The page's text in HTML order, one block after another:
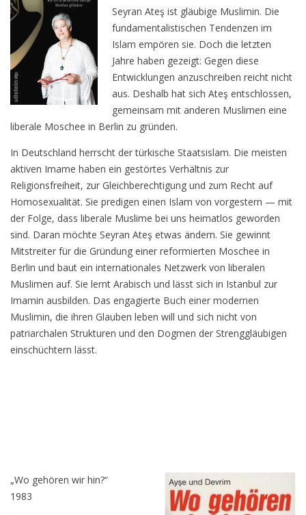
Seyran Ateş ist gläubige Muslimin. Die
fundamentalistischen Tendenzen im
Islam empören sie. Doch die letzten
Jahre haben gezeigt: Gegen diese
Entwicklungen anzuschreiben reicht nicht
aus. Deshalb hat sich Ateş entschlossen,
gemeinsam mit anderen Muslimen eine
liberale Moschee in Berlin zu gründen.
In Deutschland herrscht der türkische Staatsislam. Die meisten
aktiven Imame haben ein gestörtes Verhältnis zur
Religionsfreiheit, zur Gleichberechtigung und zum Recht auf
Homosexualität. Sie predigen einen Islam von vorgestern — mit
der Folge, dass liberale Muslime bei uns heimatlos geworden
sind. Daran möchte Seyran Ateş etwas ändern. Sie gewinnt
Mitstreiter für die Gründung einer reformierten Moschee in
Berlin und baut ein internationales Netzwerk von liberalen
Muslimen auf. Sie lernt Arabisch und lässt sich in Istanbul zur
Imamin ausbilden. Das engagierte Buch einer modernen
Muslimin, die ihren Glauben leben will und sich nicht von
patriarchalen Strukturen und den Dogmen der Strenggläubigen
einschüchtern lässt.
„Wo gehören wir hin?“
1983